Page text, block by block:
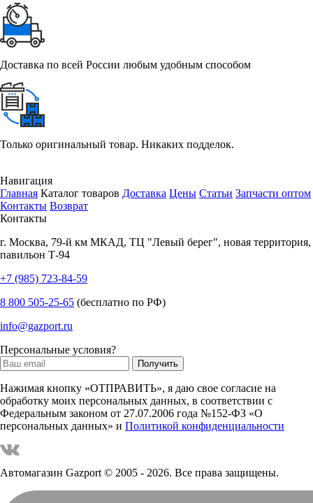
Доставка по всей России любым удобным способом
Только оригинальный товар. Никаких подделок.
Навигация
Главная Каталог товаров Доставка Цены Статьи Запчасти оптом
Контакты Возврат
Контакты
г. Москва, 79-й км МКАД, ТЦ "Левый берег", новая территория,
павильон Т-94
+7 (985) 723-84-59
8 800 505-25-65 (бесплатно по РФ)
info@gazport.ru
Персональные условия?
Нажимая кнопку «ОТПРАВИТЬ», я даю свое согласие на
обработку моих персональных данных, в соответствии с
Федеральным законом от 27.07.2006 года №152-ФЗ «О
персональных данных» и Политикой конфиденциальности
Автомагазин Gazport© 2005 - 2026. Все права защищены.